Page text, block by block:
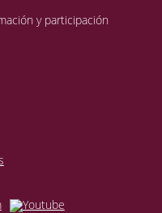
y participación